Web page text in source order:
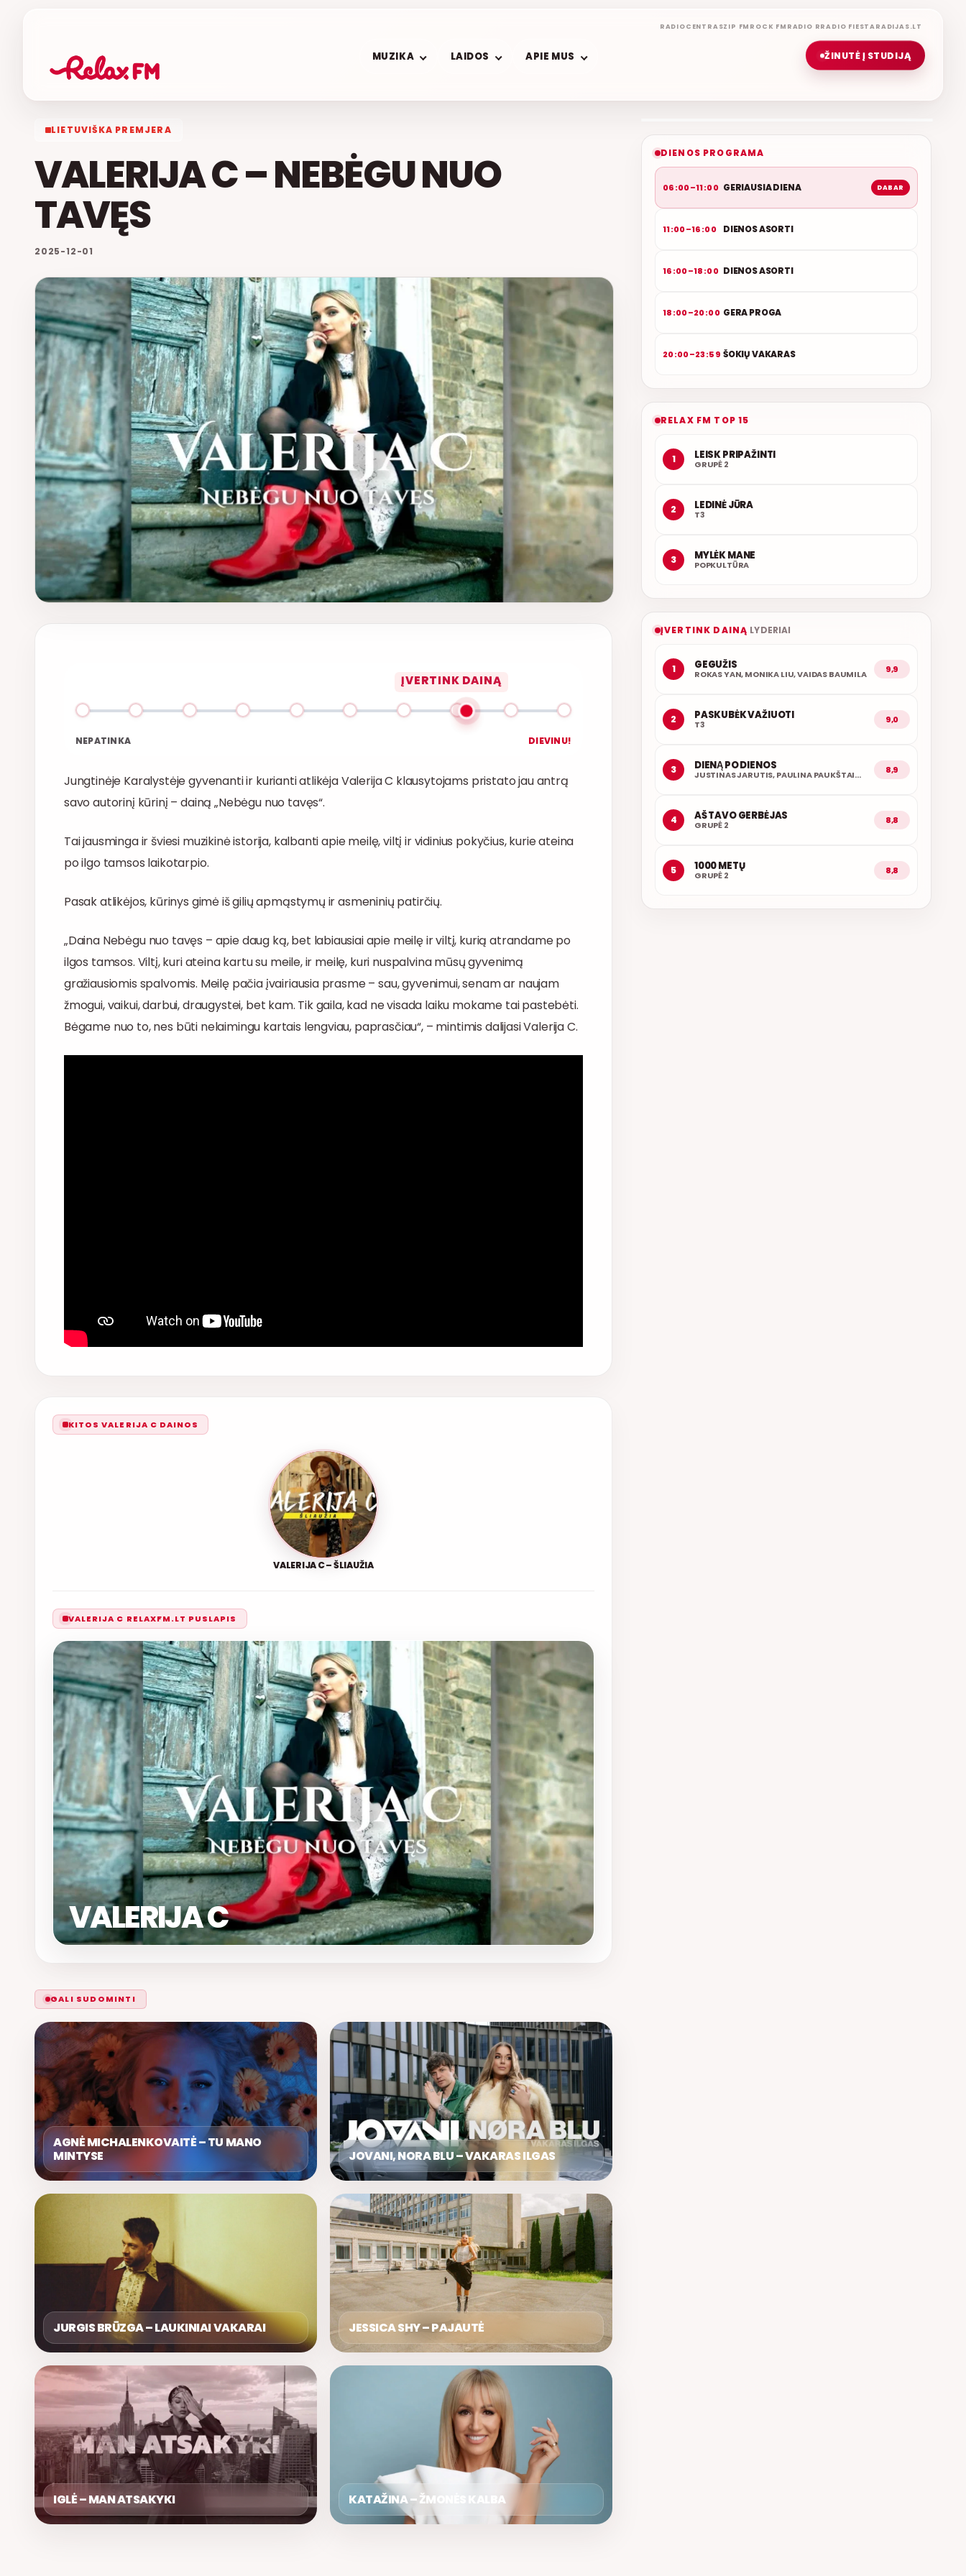
RADIOCENTRASZIP FM ROCK FM RADIO RRADIO FIESTARADIJAS.LT
ŽINUTĖ Į STUDIJĄ
MUZIKA LAIDOS APIE MUS
LIETUVIŠKA PREMJERA
VALERIJA C – NEBĖGU NUO
TAVĘS
2025-12-01
ĮVERTINK DAINĄ
NEPATINKA DIEVINU!
Jungtinėje Karalystėje gyvenanti ir kurianti atlikėja Valerija C klausytojams pristato jau antrą
savo autorinį kūrinį – dainą „Nebėgu nuo tavęs“.
Tai jausminga ir šviesi muzikinė istorija, kalbanti apie meilę, viltį ir vidinius pokyčius, kurie ateina
po ilgo tamsos laikotarpio.
Pasak atlikėjos, kūrinys gimė iš gilių apmąstymų ir asmeninių patirčių.
„Daina Nebėgu nuo tavęs – apie daug ką, bet labiausiai apie meilę ir viltį, kurią atrandame po
ilgos tamsos. Viltį, kuri ateina kartu su meile, ir meilę, kuri nuspalvina mūsų gyvenimą
gražiausiomis spalvomis. Meilę pačia įvairiausia prasme – sau, gyvenimui, senam ar naujam
žmogui, vaikui, darbui, draugystei, bet kam. Tik gaila, kad ne visada laiku mokame tai pastebėti.
Bėgame nuo to, nes būti nelaimingu kartais lengviau, paprasčiau“, – mintimis dalijasi Valerija C.
KITOS VALERIJA C DAINOS
VALERIJA C – ŠLIAUŽIA
VALERIJA C RELAXFM.LT PUSLAPIS
VALERIJA C
GALI SUDOMINTI
AGNĖ MICHALENKOVAITĖ – TU MANO
MINTYSE
JOVANI, NORA BLU – VAKARAS ILGAS
JURGIS BRŪZGA – LAUKINIAI VAKARAI JESSICA SHY – PAJAUTĖ
IGLĖ – MAN ATSAKYKI KATAŽINA – ŽMONĖS KALBA
ETERYJE
GERIAUSIA DIENA
DIENOS PROGRAMA
06:00–11:00 GERIAUSIA DIENA DABAR
11:00–16:00 DIENOS ASORTI
16:00–18:00 DIENOS ASORTI
18:00–20:00 GERA PROGA
20:00–23:59 ŠOKIŲ VAKARAS
RELAX FM TOP 15
1 LEISK PRIPAŽINTI
GRUPĖ 2
2 LEDINĖ JŪRA
T3
3 MYLĖK MANE
POPKULTŪRA
ĮVERTINK DAINĄ LYDERIAI
1 GEGUŽIS
ROKAS YAN, MONIKA LIU, VAIDAS BAUMILA 9,9
2 PASKUBĖK VAŽIUOTI
T3 9,0
3 DIENĄ PO DIENOS
JUSTINAS JARUTIS, PAULINA PAUKŠTAITYTĖ 8,9
4 AŠ TAVO GERBĖJAS
GRUPĖ 2 8,8
5 1000 METŲ
GRUPĖ 2 8,8